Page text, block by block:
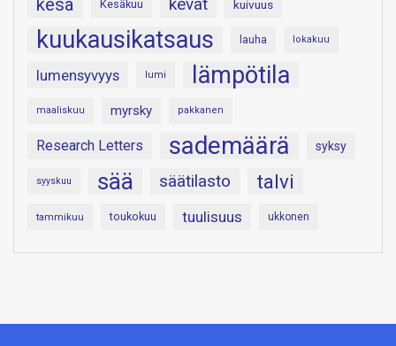
kesä Kesäkuu kevät kuivuus
kuukausikatsaus lauha lokakuu
lumensyvyys lumi lämpötila
maaliskuu myrsky pakkanen
Research Letters sademäärä syksy
syyskuu sää säätilasto talvi
tammikuu toukokuu tuulisuus ukkonen